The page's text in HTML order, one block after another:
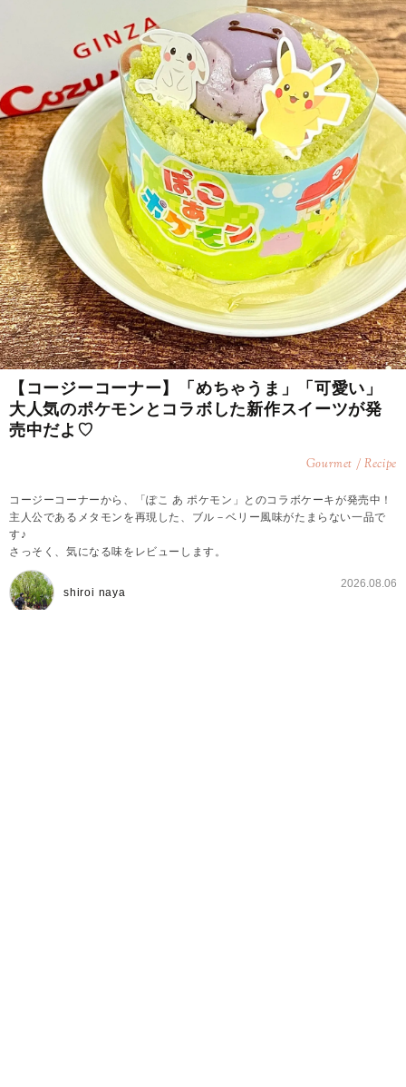
【コージーコーナー】「めちゃうま」「可愛い」
大人気のポケモンとコラボした新作スイーツが発
売中だよ♡
Gourmet / Recipe
コージーコーナーから、「ぽこ あ ポケモン」とのコラボケーキが発売中！
主人公であるメタモンを再現した、ブル－ベリー風味がたまらない一品で
す♪
さっそく、気になる味をレビューします。
shiroi naya
2026.08.06